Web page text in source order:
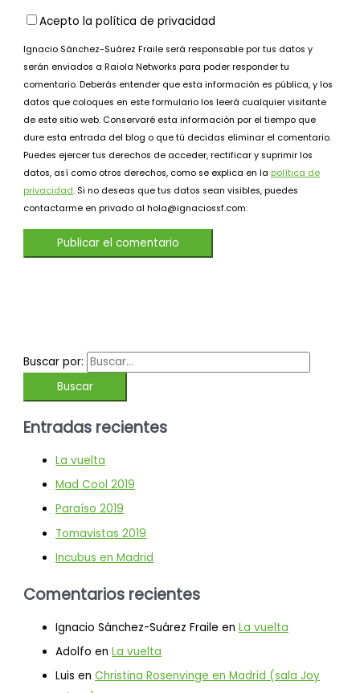
Acepto la política de privacidad
Ignacio Sánchez-Suárez Fraile será responsable por tus datos y
serán enviados a Raiola Networks para poder responder tu
comentario. Deberás entender que esta información es pública, y los
datos que coloques en este formulario los leerá cualquier visitante
de este sitio web. Conservaré esta información por el tiempo que
dure esta entrada del blog o que tú decidas eliminar el comentario.
Puedes ejercer tus derechos de acceder, rectificar y suprimir los
datos, así como otros derechos, como se explica en la política de
privacidad. Si no deseas que tus datos sean visibles, puedes
contactarme en privado al hola@ignaciossf.com.
Buscar por:
Entradas recientes
La vuelta
Mad Cool 2019
Paraíso 2019
Tomavistas 2019
Incubus en Madrid
Comentarios recientes
Ignacio Sánchez-Suárez Fraile enLa vuelta
Adolfo enLa vuelta
Luis enChristina Rosenvinge en Madrid (sala Joy